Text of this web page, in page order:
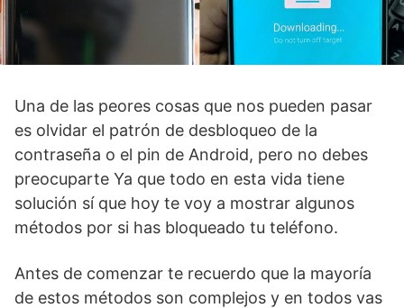
Una de las peores cosas que nos pueden pasar
es olvidar el patrón de desbloqueo de la
contraseña o el pin de Android, pero no debes
preocuparte Ya que todo en esta vida tiene
solución sí que hoy te voy a mostrar algunos
métodos por si has bloqueado tu teléfono.
Antes de comenzar te recuerdo que la mayoría
de estos métodos son complejos y en todos vas